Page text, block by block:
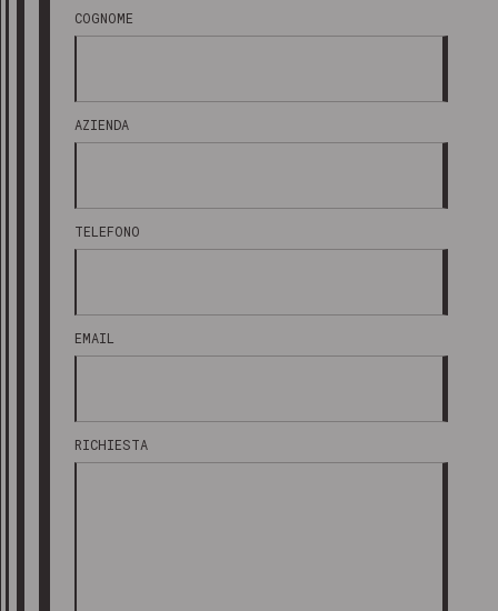
COGNOME
AZIENDA
TELEFONO
EMAIL
RICHIESTA